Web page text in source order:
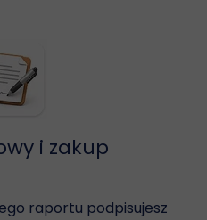
i zakup
raportu podpisujesz